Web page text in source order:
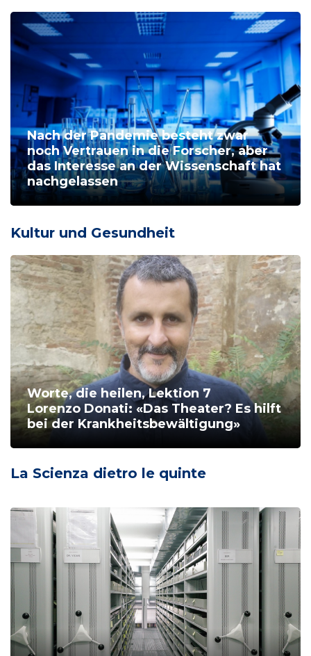
Nach der Pandemie besteht zwar
noch Vertrauen in die Forscher, aber
das Interesse an der Wissenschaft hat
nachgelassen
Kultur und Gesundheit
Worte, die heilen, Lektion 7
Lorenzo Donati: «Das Theater? Es hilft
bei der Krankheitsbewältigung»
La Scienza dietro le quinte